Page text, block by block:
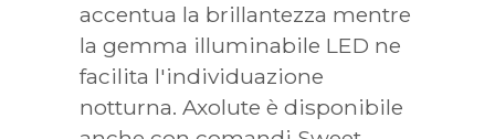
accentua la brillantezza mentre
la gemma illuminabile LED ne
facilita l'individuazione
notturna. Axolute è disponibile